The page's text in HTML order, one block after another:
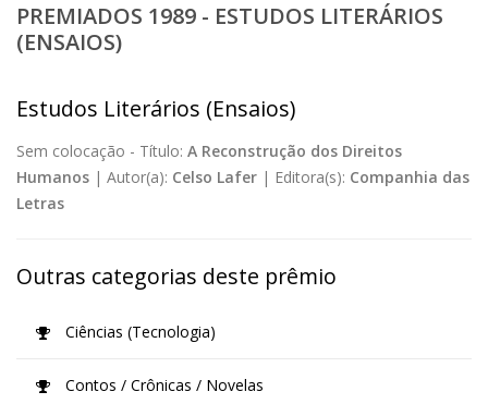
PREMIADOS 1989 - ESTUDOS LITERÁRIOS
(ENSAIOS)
Estudos Literários (Ensaios)
Sem colocação - Título: A Reconstrução dos Direitos
Humanos | Autor(a): Celso Lafer | Editora(s): Companhia das
Letras
Outras categorias deste prêmio
Ciências (Tecnologia)
Contos / Crônicas / Novelas